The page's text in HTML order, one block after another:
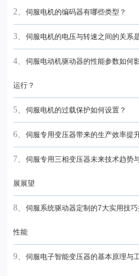
2、 伺服电机的编码器有哪些类型？
3、 伺服电机的电压与转速之间的关系
4、 伺服电动机驱动器的性能参数如何
运行？
5、 伺服电机的过载保护如何设置？
6、 伺服专用变压器带来的生产效率提
7、 伺服专用三相变压器未来技术趋势
展展望
8、 伺服系统驱动器定制的7大实用技
性能
9、 伺服电子智能变压器的基本原理与